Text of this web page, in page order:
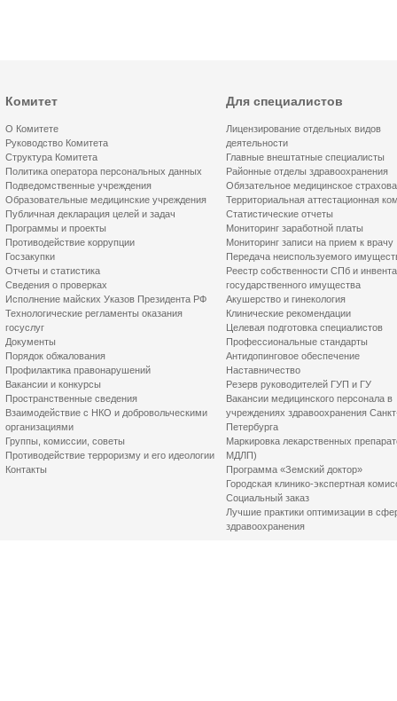
Комитет
О Комитете
Руководство Комитета
Структура Комитета
Политика оператора персональных данных
Подведомственные учреждения
Образовательные медицинские учреждения
Публичная декларация целей и задач
Программы и проекты
Противодействие коррупции
Госзакупки
Отчеты и статистика
Сведения о проверках
Исполнение майских Указов Президента РФ
Технологические регламенты оказания
госуслуг
Документы
Порядок обжалования
Профилактика правонарушений
Вакансии и конкурсы
Пространственные сведения
Взаимодействие с НКО и добровольческими
организациями
Группы, комиссии, советы
Противодействие терроризму и его идеологии
Контакты
Для специалистов
Лицензирование отдельных видов
деятельности
Главные внештатные специалисты
Районные отделы здравоохранения
Обязательное медицинское
Территориальная аттестационная
Статистические отчеты
Мониторинг заработной платы
Мониторинг записи на прием к врачу
Передача неиспользуемого
Реестр собственности СПб и
государственного имущества
Акушерство и гинекология
Клинические рекомендации
Целевая подготовка специалистов
Профессиональные стандарты
Антидопинговое обеспечение
Наставничество
Резерв руководителей ГУП и ГУ
Вакансии медицинского персонала в
учреждениях здравоохранения
Петербурга
Маркировка лекарственных
МДЛП)
Программа «Земский доктор»
Городская клинико-экспертная
Социальный заказ
Лучшие практики оптимизации в
здравоохранения